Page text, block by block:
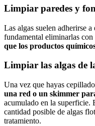
Limpiar paredes y
Las algas suelen adherirse
fundamental eliminarlas con
que los productos
Limpiar las algas de
Una vez que hayas
una red o un skimmer
acumulado en la superficie.
cantidad posible de algas
tratamiento.